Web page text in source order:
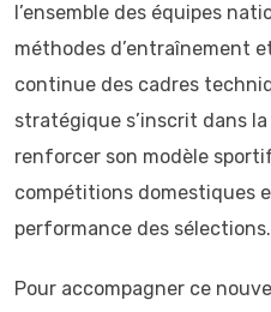
l’ensemble des équipes
méthodes d’entraînement
continue des cadres
stratégique s’inscrit dans
renforcer son modèle
compétitions domestiques
performance des sélections.
Pour accompagner ce